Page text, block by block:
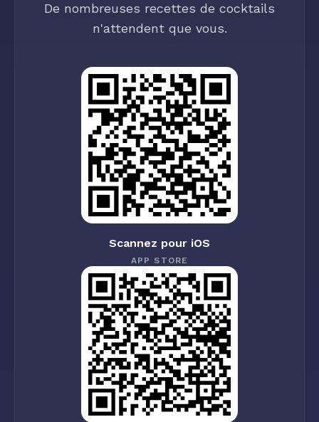
De nombreuses recettes de cocktails
n'attendent que vous.
Scannez pour iOS
APP STORE